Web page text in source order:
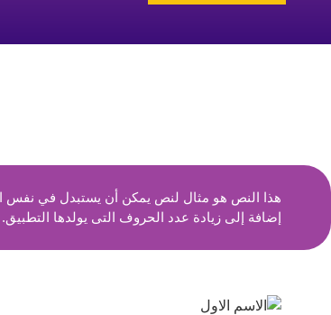
هذا النص هو مثال لنص يمكن أن يستبدل في نفس
إضافة إلى زيادة عدد الحروف التى يولدها التطبيق.